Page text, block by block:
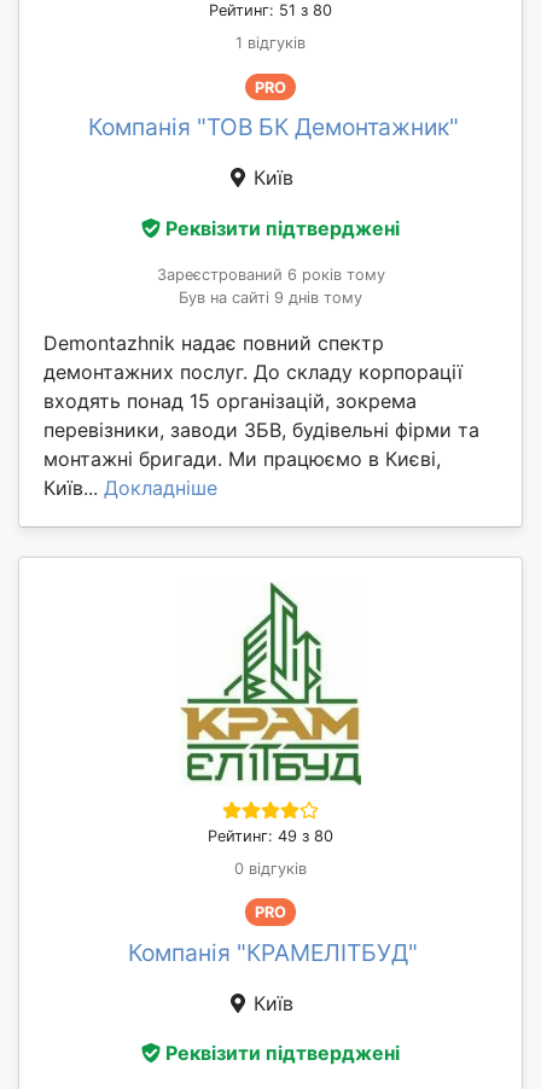
Рейтинг: 51 з 80
1 відгуків
PRO
Компанія "ТОВ БК Демонтажник"
Київ
Реквізити підтверджені
Зареєстрований 6 років тому
Був на сайті 9 днів тому
Demontazhnik надає повний спектр
демонтажних послуг. До складу корпорації
входять понад 15 організацій, зокрема
перевізники, заводи ЗБВ, будівельні фірми та
монтажні бригади. Ми працюємо в Києві,
Київ... Докладніше
Рейтинг: 49 з 80
0 відгуків
PRO
Компанія "КРАМЕЛІТБУД"
Київ
Реквізити підтверджені